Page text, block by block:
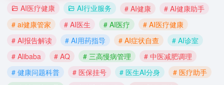
AI医疗健康 AI行业服务 # AI健康
# AI健康助手
# ai健康管家
# AI医生 # AI医疗
# AI医疗健康
# AI报告解读
# AI用药指导 # AI症状自查
# AI诊室
# Alibaba
# AQ # 三高慢病管理
# 中医减肥调理
# 健康问题科普
# 医保挂号 # 医生AI分身
# 医疗助手